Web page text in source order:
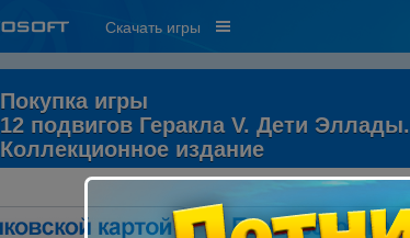
Скачать игры
Покупка игры
12 подвигов Геракла V. Дети Эллады.
Коллекционное издание